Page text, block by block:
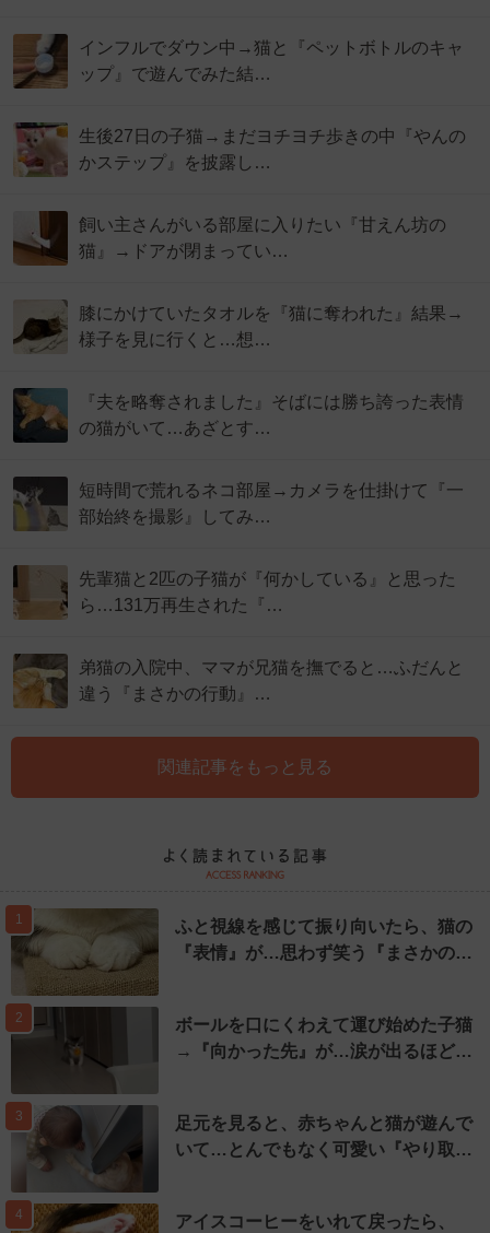
インフルでダウン中→猫と『ペットボトルのキャ
ップ』で遊んでみた結…
生後27日の子猫→まだヨチヨチ歩きの中『やんの
かステップ』を披露し…
飼い主さんがいる部屋に入りたい『甘えん坊の
猫』→ドアが閉まってい…
膝にかけていたタオルを『猫に奪われた』結果→
様子を見に行くと…想…
『夫を略奪されました』そばには勝ち誇った表情
の猫がいて…あざとす…
短時間で荒れるネコ部屋→カメラを仕掛けて『一
部始終を撮影』してみ…
先輩猫と2匹の子猫が『何かしている』と思った
ら…131万再生された『…
弟猫の入院中、ママが兄猫を撫でると…ふだんと
違う『まさかの行動』…
関連記事をもっと見る
1
ふと視線を感じて振り向いたら、猫の
『表情』が…思わず笑う『まさかの…
2
ボールを口にくわえて運び始めた子猫
→『向かった先』が…涙が出るほど…
3
足元を見ると、赤ちゃんと猫が遊んで
いて…とんでもなく可愛い『やり取…
4
アイスコーヒーをいれて戻ったら、